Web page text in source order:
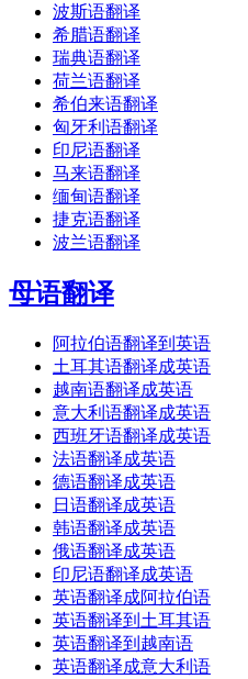
波斯语翻译
希腊语翻译
瑞典语翻译
荷兰语翻译
希伯来语翻译
匈牙利语翻译
印尼语翻译
马来语翻译
缅甸语翻译
捷克语翻译
波兰语翻译
母语翻译
阿拉伯语翻译到英语
土耳其语翻译成英语
越南语翻译成英语
意大利语翻译成英语
西班牙语翻译成英语
法语翻译成英语
德语翻译成英语
日语翻译成英语
韩语翻译成英语
俄语翻译成英语
印尼语翻译成英语
英语翻译成阿拉伯语
英语翻译到土耳其语
英语翻译到越南语
英语翻译成意大利语